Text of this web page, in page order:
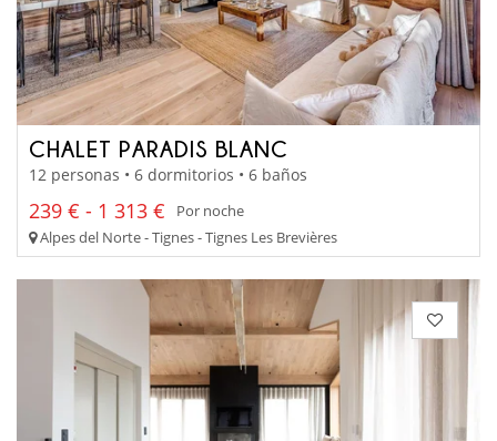
CHALET PARADIS BLANC
12 personas • 6 dormitorios • 6 baños
239 € - 1 313 €
Por noche
Alpes del Norte - Tignes - Tignes Les Brevières